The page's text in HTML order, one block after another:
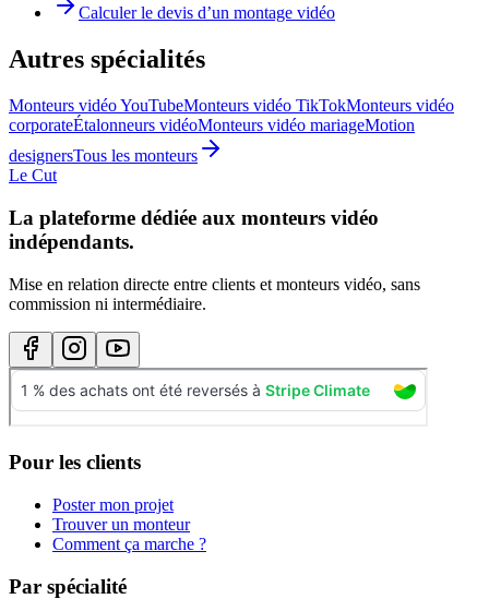
Calculer le devis d’un montage vidéo
Autres spécialités
Monteurs vidéo YouTubeMonteurs vidéo TikTokMonteurs vidéo
corporateÉtalonneurs vidéoMonteurs vidéo mariageMotion
designersTous les monteurs
Le Cut
La plateforme dédiée aux monteurs vidéo
indépendants.
Mise en relation directe entre clients et monteurs vidéo, sans
commission ni intermédiaire.
Pour les clients
Poster mon projet
Trouver un monteur
Comment ça marche ?
Par spécialité